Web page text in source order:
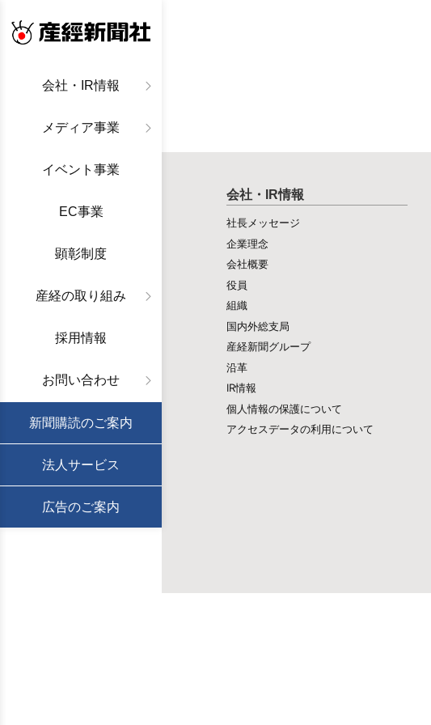
会社・IR情報
メディア事業
イベント事業
EC事業
顕彰制度
産経の取り組み
採用情報
お問い合わせ
新聞購読のご案内
法人サービス
広告のご案内
会社・IR情報
社長メッセージ
企業理念
会社概要
役員
組織
国内外総支局
産経新聞グループ
沿革
IR情報
個人情報の保護について
アクセスデータの利用について